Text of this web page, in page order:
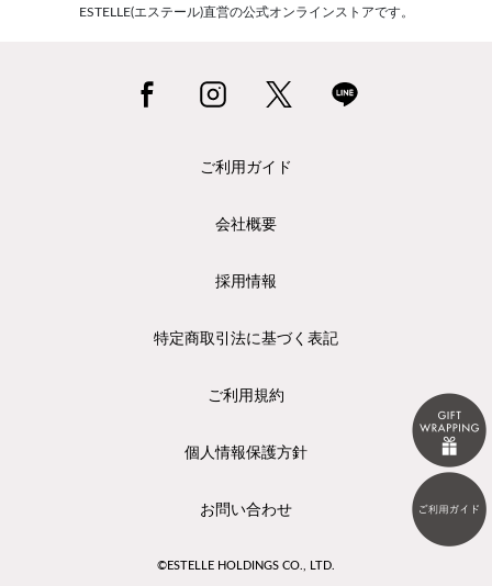
ESTELLE(エステール)直営の公式オンラインストアです。
ご利用ガイド
会社概要
採用情報
特定商取引法に基づく表記
ご利用規約
個人情報保護方針
お問い合わせ
©ESTELLE HOLDINGS CO., LTD.